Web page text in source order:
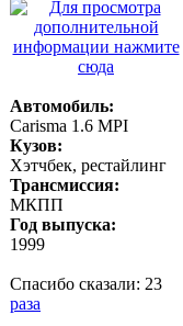
Автомобиль:
Carisma 1.6 MPI
Кузов:
Хэтчбек, рестайлинг
Трансмиссия:
МКПП
Год выпуска:
1999
Спасибо сказали: 23
раза